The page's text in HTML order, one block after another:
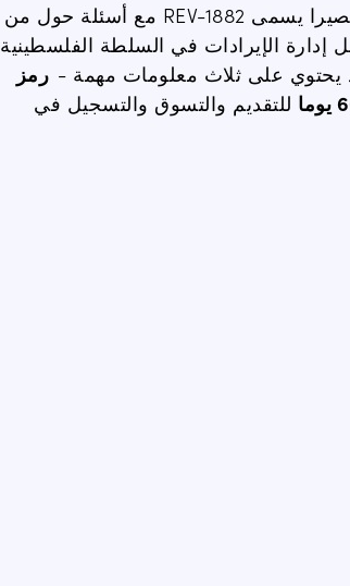
يسمى REV-1882
مع أسئلة حول من
إدارة الإيرادات في السلطة الفلسطينية
يحتوي على ثلاث معلومات مهمة - رمز
للتقديم والتسوق والتسجيل في